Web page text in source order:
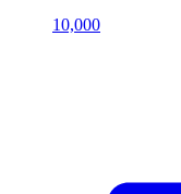
10,000